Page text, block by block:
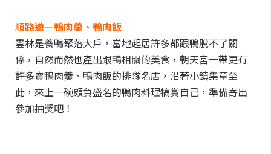
順路遊－鴨肉羹、鴨肉飯
雲林是養鴨聚落大戶，當地起居許多都跟鴨脫不了關
係，自然而然也產出跟鴨相關的美食，朝天宮一帶更有
許多賣鴨肉羹、鴨肉飯的排隊名店，沿著小鎮集章至
此，來上一碗頗負盛名的鴨肉料理犒賞自己，準備寄出
參加抽獎吧！